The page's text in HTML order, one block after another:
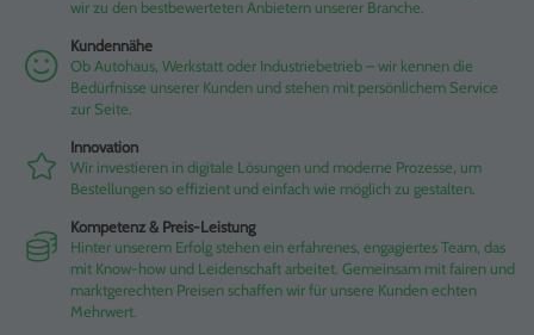
wir zu den bestbewerteten Anbietern unserer Branche.
Kundennähe
Ob Autohaus, Werkstatt oder Industriebetrieb – wir kennen die
Bedürfnisse unserer Kunden und stehen mit persönlichem Service
zur Seite.
Innovation
Wir investieren in digitale Lösungen und moderne Prozesse, um
Bestellungen so effizient und einfach wie möglich zu gestalten.
Kompetenz & Preis-Leistung
Hinter unserem Erfolg stehen ein erfahrenes, engagiertes Team, das
mit Know-how und Leidenschaft arbeitet. Gemeinsam mit fairen und
marktgerechten Preisen schaffen wir für unsere Kunden echten
Mehrwert.